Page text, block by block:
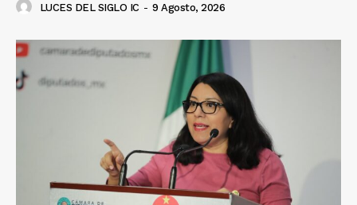
LUCES DEL SIGLO IC - 9 Agosto, 2026